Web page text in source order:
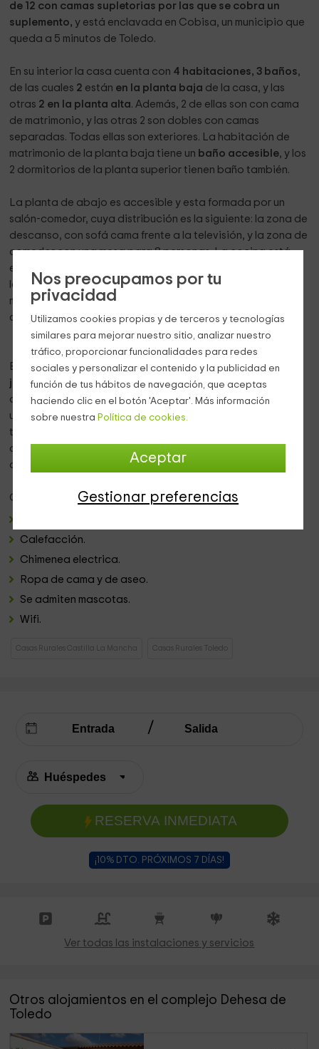
Nos preocupamos por tu
privacidad
Utilizamos cookies propias y de terceros y tecnologías
similares para mejorar nuestro sitio, analizar nuestro
tráfico, proporcionar funcionalidades para redes
sociales y personalizar el contenido y la publicidad en
función de tus hábitos de navegación, que aceptas
haciendo clic en el botón 'Aceptar'. Más información
sobre nuestra Política de cookies.
Aceptar
Gestionar preferencias
de 12 con camas supletorias por las que se cobra un
suplemento, y está enclavada en Cobisa, un municipio que
queda a 5 minutos de Toledo.
En su interior la casa cuenta con 4 habitaciones, 3 baños,
de las cuales 2 están en la planta baja de la casa, y las
otras 2 en la planta alta. Además, 2 de ellas son con cama
de matrimonio, y las otras 2 son dobles con camas
separadas. Todas ellas son exteriores. La habitación de
matrimonio de la planta baja tiene un baño accesible, y los
2 dormitorios de la planta superior tienen baño también.
La planta de abajo es accesible y esta formada por un
salón-comedor, cuya distribución es la siguiente: la zona de
descanso, con sofá cama frente a la televisión, y la zona de
comedor con una mesa para 8 personas. La cocina está
equipada con electrodomésticos como vitrocerámica,
lavavajillas, lavadora, etc., y aparatos eléctricos como
microondas, cafetera, etc. Para guardar el menaje y la
cubertería cuenta con armarios.
El exterior de la casa dispone de una gran extensión de
jardín con piscina privadade temporada (1 de mayo al 15
de octubre)y barbacoaperfecto para el buen clima. Hay
una zona de porche amueblado con una mesa para
también 8 personas. El jardín está decorado con macetas
de piedra, zonas de césped artificial y un cusioso banco
de madera hecho en una rueda de carro.
Otros servicios de la casa rural:
Calefacción.
Chimenea electrica.
Ropa de cama y de aseo.
Se admiten mascotas.
Wifi.
Casas Rurales Castilla La Mancha Casas Rurales Toledo
RESERVA INMEDIATA
¡10% DTO. PRÓXIMOS 7 DÍAS!
Ver todas las instalaciones y servicios
Otros alojamientos en el complejo Dehesa de
Toledo